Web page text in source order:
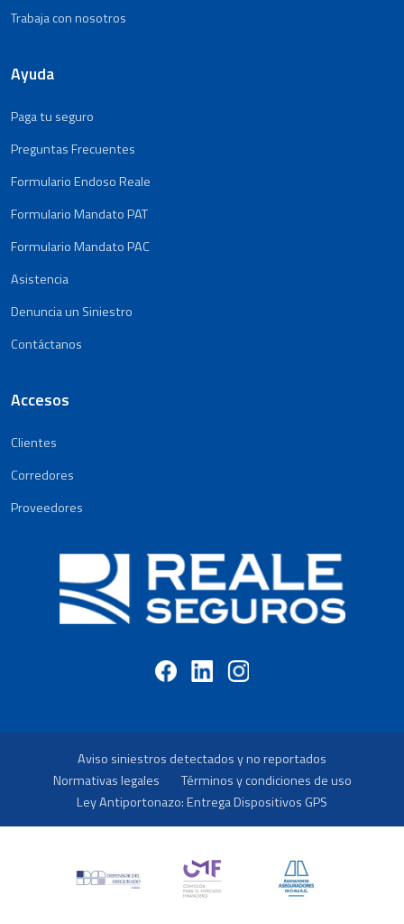
Trabaja con nosotros
Ayuda
Paga tu seguro
Preguntas Frecuentes
Formulario Endoso Reale
Formulario Mandato PAT
Formulario Mandato PAC
Asistencia
Denuncia un Siniestro
Contáctanos
Accesos
Clientes
Corredores
Proveedores
Aviso siniestros detectados y no reportados
Normativas legales
Términos y condiciones de uso
Ley Antiportonazo: Entrega Dispositivos GPS